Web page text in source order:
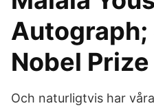
Autograph;
Nobel
Och naturligtvis har